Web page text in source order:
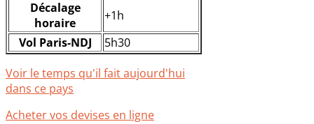
Décalage
horaire
+1h
Vol Paris-NDJ
5h30
Voir le temps qu'il fait aujourd'hui
dans ce pays
Acheter vos devises en ligne